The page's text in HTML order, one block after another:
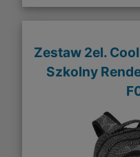
Zestaw 2el.
Szkolny